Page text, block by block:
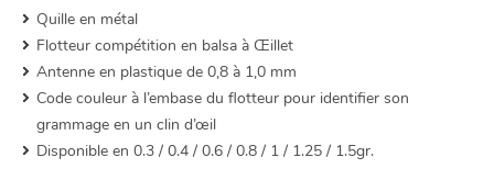
Quille en métal
Flotteur compétition en balsa à Œillet
Antenne en plastique de 0,8 à 1,0 mm
Code couleur à l’embase du flotteur pour identifier son
grammage en un clin d’œil
Disponible en 0.3 / 0.4 / 0.6 / 0.8 / 1 / 1.25 / 1.5gr.